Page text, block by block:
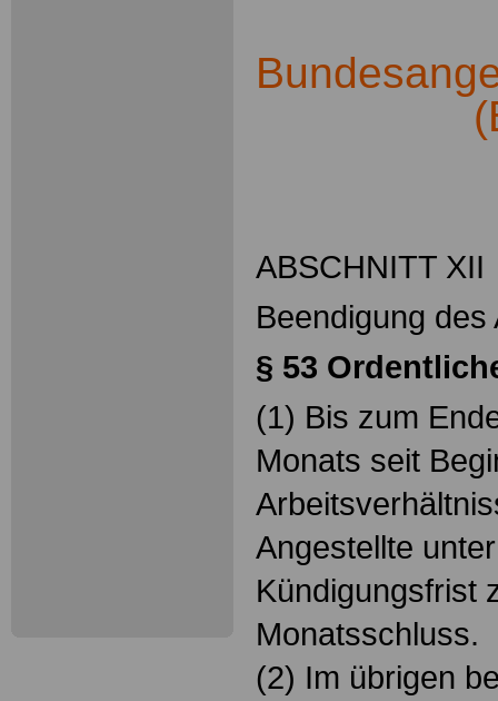
ABSCHNITT XII
Beendigung
§ 53
(1) Bis zum
Monats seit
Angestellte
Kündigungsfrist
Monatsschluss.
(2) Im übrigen